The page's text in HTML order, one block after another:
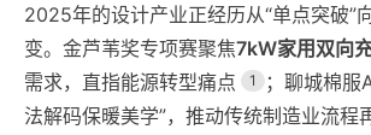
2025年的设计产业正经历从“单点突破”
变。金芦苇奖专项赛聚焦7kW家用双向
需求，直指能源转型痛点
1
；聊城棉服
法解码保暖美学”，推动传统制造业流程